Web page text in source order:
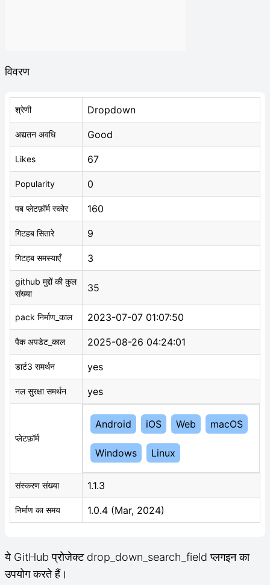
विवरण
श्रेणी Dropdown
अद्यतन अवधि Good
Likes 67
Popularity 0
पब प्लेटफ़ॉर्म स्कोर 160
गिटहब सितारे 9
गिटहब समस्याएँ 3
github मुद्दों की कुल
संख्या
35
pack निर्माण_काल 2023-07-07 01:07:50
पैक अपडेट_काल 2025-08-26 04:24:01
डार्ट3 समर्थन yes
नल सुरक्षा समर्थन yes
प्लेटफ़ॉर्म
Android iOS Web macOS
Windows Linux
संस्करण संख्या 1.1.3
निर्माण का समय 1.0.4 (Mar, 2024)
ये GitHub प्रोजेक्ट drop_down_search_field प्लगइन का
उपयोग करते हैं।